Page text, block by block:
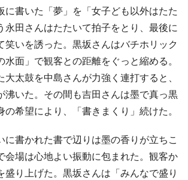
書いた「夢」を「女子ども以外はたた
永田さんはたたいて拍子をとり、最後に
笑いを誘った。黒坂さんはバチホリック
面」で観客との距離をぐっと縮める。
太鼓を中島さんが力強く連打すると、
沸いた。その間も吉田さんは墨で真っ黒
の希望により、「書きまくり」続けた。
書かれた書で辺りは墨の香りが立ちこ
会場は心地よい振動に包まれた。観客か
盛り上げた。黒坂さんは「みんなで盛り